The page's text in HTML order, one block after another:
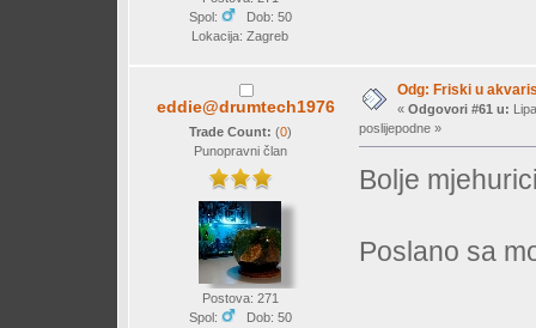
Spol:
Dob: 50
Lokacija: Zagreb
eddie@drumtech1976
Trade Count: (0)
Punopravni član
Postova: 271
Spol:
Dob: 50
Odg: Friski u
« Odgovori #61 u:
poslijepodne »
Bolje
Poslano sa